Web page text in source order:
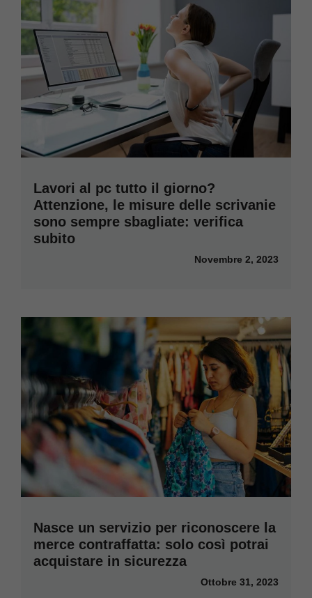
Lavori al pc tutto il giorno?
Attenzione, le misure delle scrivanie
sono sempre sbagliate: verifica
subito
Novembre 2, 2023
Nasce un servizio per riconoscere la
merce contraffatta: solo così potrai
acquistare in sicurezza
Ottobre 31, 2023